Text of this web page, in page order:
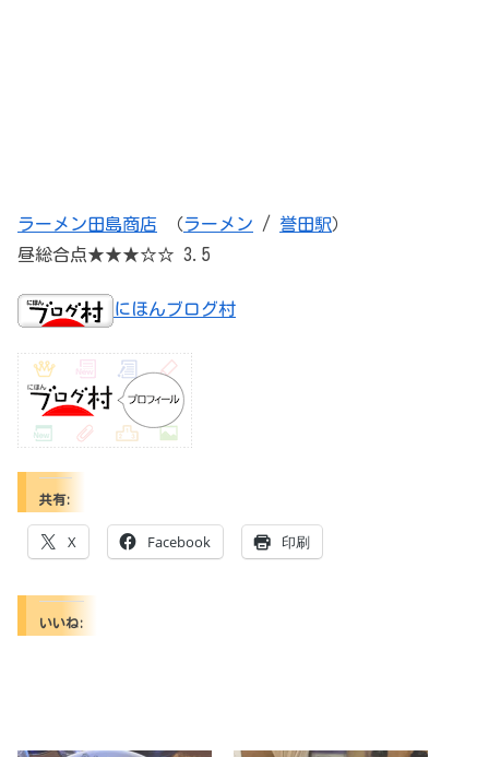
ラーメン田島商店 （ラーメン / 誉田駅）
昼総合点★★★☆☆ 3.5
にほんブログ村
共有:
X Facebook 印刷
いいね: